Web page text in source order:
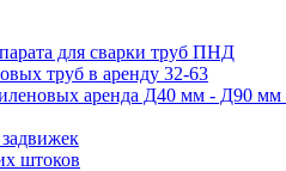
для сварки труб ПНД
труб в аренду 32-63
аренда Д40 мм - Д90
штоков